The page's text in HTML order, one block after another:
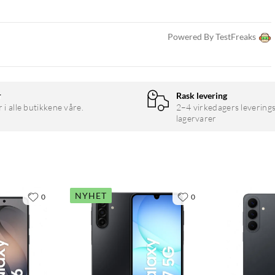
Powered By TestFreaks
i alle butikkene våre.
Rask levering
2–4 virkedagers
lagervarer
0 NYHET 0